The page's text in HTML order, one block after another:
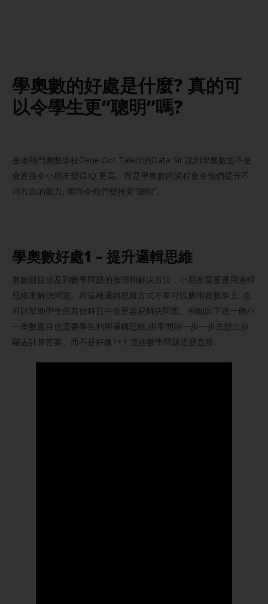
學奧數的好處是什麼? 真的可
以令學生更”聰明”嗎?
香港熱門奧數學校Gene Got Talent的Data Sir 說到學奧數並不是
會直接令小朋友變得IQ 更高。而是學奧數的過程會令他們提升不
同方面的能力, 繼而令他們變得更”聰明”。
學奧數好處1 – 提升邏輯思維
奧數題目涉及到數學問題的推理和解決方法，小朋友需要運用邏輯
思維來解決問題。而這種邏輯思維方式不單可以應用在數學上, 也
可以幫助學生係其他科目中也更容易解決問題。例如以下這一條小
一奧數題目也需要學生利用邏輯思維,由零開始一步一步去想出步
驟去計算答案。而不是好像1+1 這些數學問題這麼直接。